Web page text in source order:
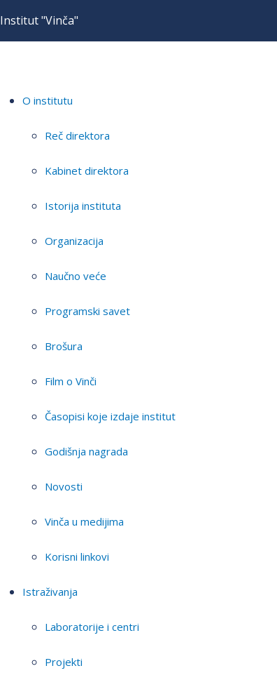
Institut "Vinča"
O institutu
Reč direktora
Kabinet direktora
Istorija instituta
Organizacija
Naučno veće
Programski savet
Brošura
Film o Vinči
Časopisi koje izdaje institut
Godišnja nagrada
Novosti
Vinča u medijima
Korisni linkovi
Istraživanja
Laboratorije i centri
Projekti